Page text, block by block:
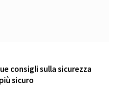
consigli sulla sicurezza
sicuro